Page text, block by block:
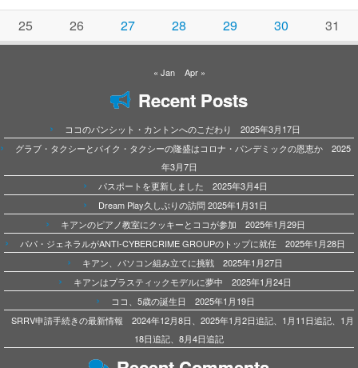
25
26 27 28 29 30 31
« Jan Apr »
Recent Posts
ココのパンシット・カントンへのこだわり 2025年3月17日
グラブ・タクシーとバイク・タクシーの隆盛はコロナ・パンデミックの恩恵か 2025
年3月7日
パスポートを更新しました 2025年3月4日
Dream Play久しぶりの訪問 2025年1月31日
キアンのピアノ教室にクッキーとココが参加 2025年1月29日
パパ・ジェネラルがANTI-CYBERCRIME GROUPのトップに就任 2025年1月28日
キアン、パソコン組み立てに挑戦 2025年1月27日
キアンはプラスティックモデルに夢中 2025年1月24日
ココ、5歳の誕生日 2025年1月19日
SRRV申請手続きの最新情報 2024年12月8日、2025年1月2日追記、1月11日追記、1月
18日追記、8月4日追記